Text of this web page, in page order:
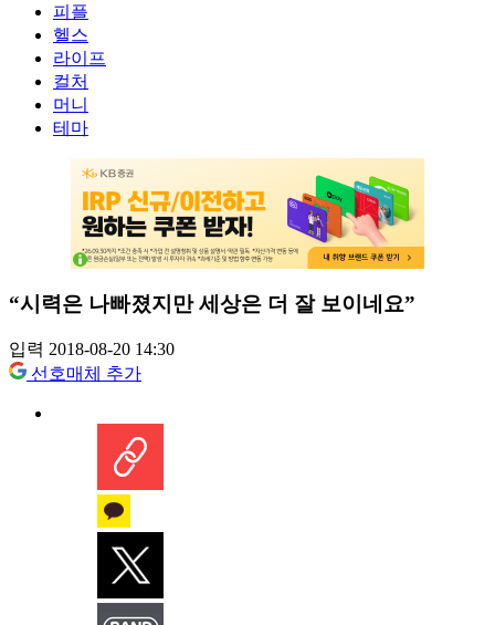
피플
헬스
라이프
컬처
머니
테마
“시력은 나빠졌지만 세상은 더 잘 보이네요”
입력 2018-08-20 14:30
선호매체 추가